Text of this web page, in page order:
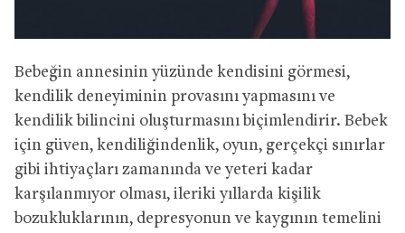
Bebeğin annesinin yüzünde kendisini görmesi,
kendilik deneyiminin provasını yapmasını ve
kendilik bilincini oluşturmasını biçimlendirir. Bebek
için güven, kendiliğindenlik, oyun, gerçekçi sınırlar
gibi ihtiyaçları zamanında ve yeteri kadar
karşılanmıyor olması, ileriki yıllarda kişilik
bozukluklarının, depresyonun ve kaygının temelini